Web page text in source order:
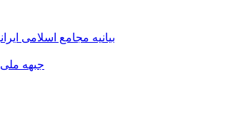
بیانیه مجامع اسلامی
جبهه